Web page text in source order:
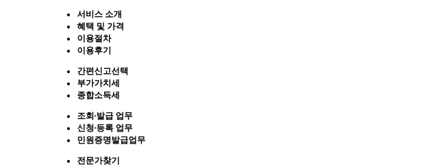
서비스 소개
혜택 및 가격
이용절차
이용후기
간편신고선택
부가가치세
종합소득세
조회∙발급 업무
신청∙등록 업무
민원증명발급업무
전문가찾기